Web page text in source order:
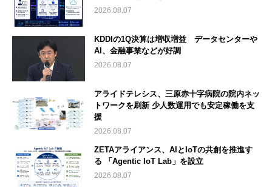
2026.08.07
KDDIの1Q決算は増収増益 データセンターや
AI、金融事業などが好調
2026.08.07
アライドテレシス、三原赤十字病院の院内ネッ
トワークを刷新 少人数運用でも安定稼働を支
援
2026.08.07
ZETAアライアンス、AIとIoTの共創を推進す
る 「Agentic IoT Lab」を設立
2026.08.07